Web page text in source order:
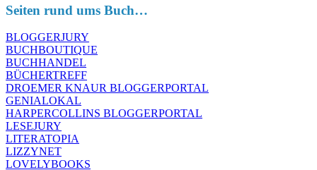
Seiten rund ums Buch…
BLOGGERJURY
BUCHBOUTIQUE
BUCHHANDEL
BÜCHERTREFF
DROEMER KNAUR BLOGGERPORTAL
GENIALOKAL
HARPERCOLLINS BLOGGERPORTAL
LESEJURY
LITERATOPIA
LIZZYNET
LOVELYBOOKS